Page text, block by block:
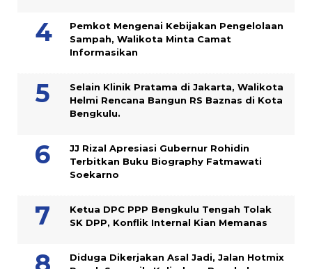
Pemkot Mengenai Kebijakan Pengelolaan
Sampah, Walikota Minta Camat
Informasikan
Selain Klinik Pratama di Jakarta, Walikota
Helmi Rencana Bangun RS Baznas di Kota
Bengkulu.
JJ Rizal Apresiasi Gubernur Rohidin
Terbitkan Buku Biography Fatmawati
Soekarno
Ketua DPC PPP Bengkulu Tengah Tolak
SK DPP, Konflik Internal Kian Memanas
Diduga Dikerjakan Asal Jadi, Jalan Hotmix